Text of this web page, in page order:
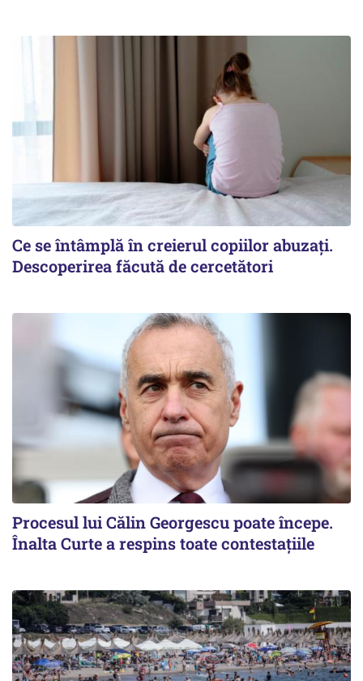
Ce se întâmplă în creierul copiilor abuzați.
Descoperirea făcută de cercetători
Procesul lui Călin Georgescu poate începe.
Înalta Curte a respins toate contestațiile